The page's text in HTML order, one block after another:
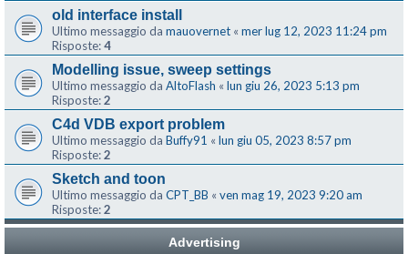
old interface install
Ultimo messaggio da mauovernet « mer lug 12, 2023 11:24 pm
Risposte:4
Modelling issue, sweep settings
Ultimo messaggio da AltoFlash « lun giu 26, 2023 5:13 pm
Risposte:2
C4d VDB export problem
Ultimo messaggio da Buffy91 « lun giu 05, 2023 8:57 pm
Risposte:2
Sketch and toon
Ultimo messaggio da CPT_BB « ven mag 19, 2023 9:20 am
Risposte:2
Advertising